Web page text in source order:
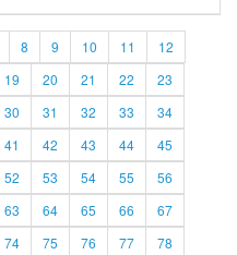
8 9 10 11
12
19 20 21 22
23
30 31 32 33
34
41 42 43 44
45
52 53 54 55
56
63 64 65 66
67
74 75 76 77 78